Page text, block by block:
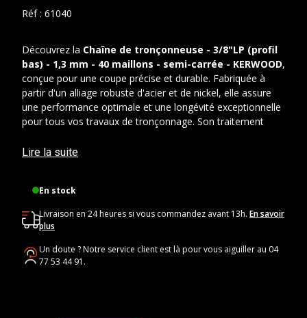
Réf : 61040
Découvrez la Chaîne de tronçonneuse - 3/8"LP (profil
bas) - 1,3 mm - 40 maillons - semi-carrée - KERWOOD,
conçue pour une coupe précise et durable. Fabriquée à
partir d'un alliage robuste d'acier et de nickel, elle assure
une performance optimale et une longévité exceptionnelle
pour tous vos travaux de tronçonnage. Son traitement
tandis que le chromage industriel garantit un tranchant
accessible, vous permettant d'équiper votre tronçonneuse
sans compromis sur la fiabilité et la performance.
Caractéristiques techniques
Marque :KERWOOD
Lire la suite
En stock
Livraison en 24 heures si vous commandez avant 13h. En savoir
plus
Un doute ? Notre service client est là pour vous aiguiller au 04
77 53 44 91.